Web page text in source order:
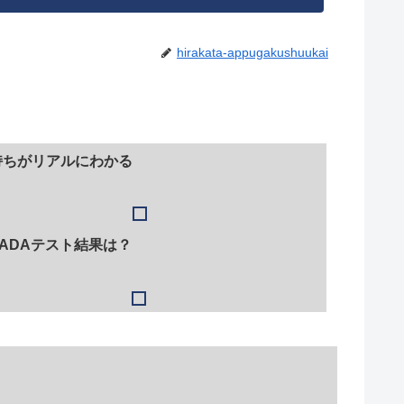
hirakata-appugakushuukai
がリアルにわかる
テスト結果は？